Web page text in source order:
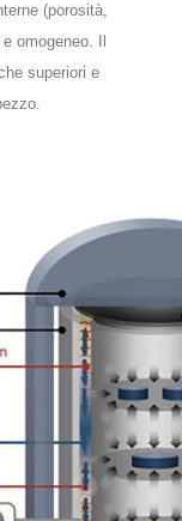
(porosità,
omogeneo. Il
superiori e